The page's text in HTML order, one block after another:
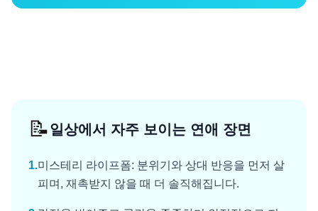
📝일상에서 자주 보이는 연애 장면
1.미스테리 라이프폼: 분위기와 상대 반응을 먼저 살
피며, 재촉받지 않을 때 더 솔직해집니다.